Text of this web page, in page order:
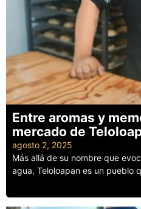
Entre aromas y
mercado de
agosto 2, 2025
Más allá de su nombre que
agua, Teloloapan es un pueblo